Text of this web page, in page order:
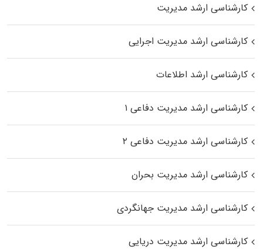
کارشناسی ارشد مدیریت
کارشناسی ارشد مدیریت اجرایی
کارشناسی ارشد اطلاعات
کارشناسی ارشد مدیریت دفاعی ۱
کارشناسی ارشد مدیریت دفاعی ۲
کارشناسی ارشد مدیریت بحران
کارشناسی ارشد مدیریت جهانگردی
کارشناسی ارشد مدیریت دریایی